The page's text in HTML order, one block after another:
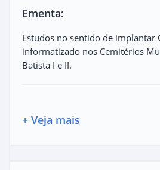
Ementa:
Estudos no sentido de implantar
informatizado nos Cemitérios
Batista I e II.
+ Veja mais